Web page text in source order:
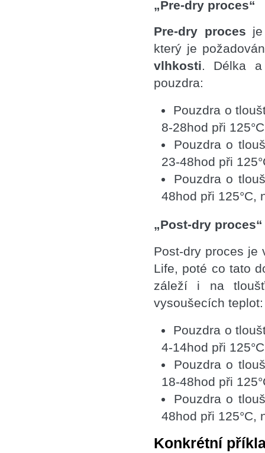
„Pre-dry proces“
Pre-dry proces
který je
vlhkosti. Délka a
pouzdra:
Pouzdra o
8-28hod při
Pouzdra o
23-48hod při
Pouzdra o
48hod při 125°C,
„Post-dry proces“
Post-dry proces je
Life, poté co tato
záleží i na
vysoušecích teplot:
Pouzdra o
4-14hod při
Pouzdra o
18-48hod při
Pouzdra o
48hod při 125°C,
Konkrétní